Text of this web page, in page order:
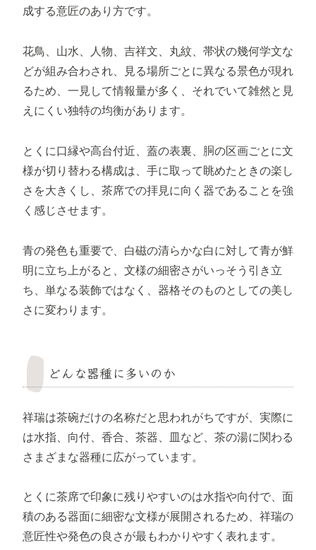
成する意匠のあり方です。
花鳥、山水、人物、吉祥文、丸紋、帯状の幾何学文な
どが組み合わされ、見る場所ごとに異なる景色が現れ
るため、一見して情報量が多く、それでいて雑然と見
えにくい独特の均衡があります。
とくに口縁や高台付近、蓋の表裏、胴の区画ごとに文
様が切り替わる構成は、手に取って眺めたときの楽し
さを大きくし、茶席での拝見に向く器であることを強
く感じさせます。
青の発色も重要で、白磁の清らかな白に対して青が鮮
明に立ち上がると、文様の細密さがいっそう引き立
ち、単なる装飾ではなく、器格そのものとしての美し
さに変わります。
どんな器種に多いのか
祥瑞は茶碗だけの名称だと思われがちですが、実際に
は水指、向付、香合、茶器、皿など、茶の湯に関わる
さまざまな器種に広がっています。
とくに茶席で印象に残りやすいのは水指や向付で、面
積のある器面に細密な文様が展開されるため、祥瑞の
意匠性や発色の良さが最もわかりやすく表れます。